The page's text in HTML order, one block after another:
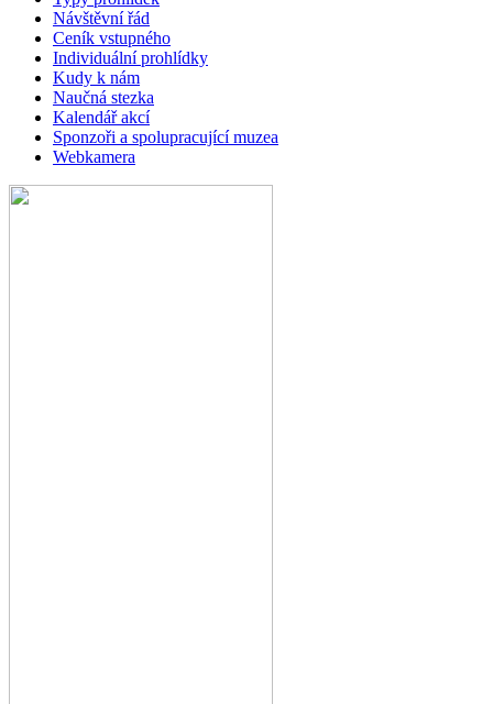
Návštěvní řád
Ceník vstupného
Individuální prohlídky
Kudy k nám
Naučná stezka
Kalendář akcí
Sponzoři a spolupracující muzea
Webkamera